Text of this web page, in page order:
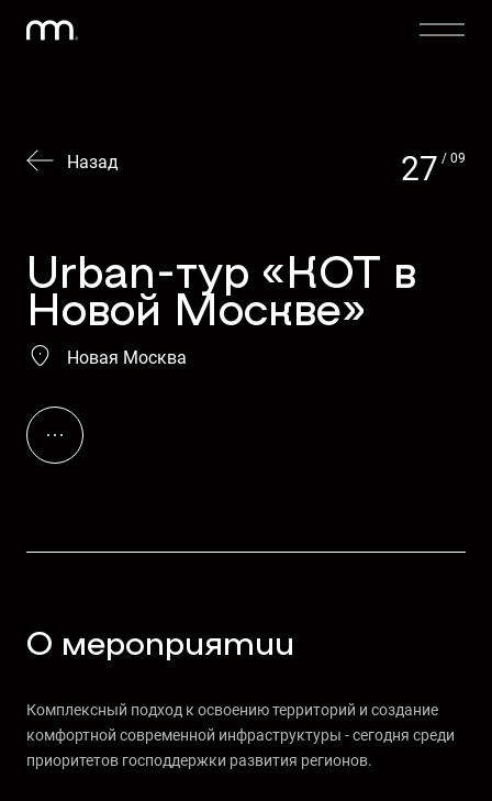
Назад 27 / 09
Urban-тур «КОТ в
Новой Москве»
Новая Москва
О мероприятии
Комплексный подход к освоению территорий и создание
комфортной современной инфраструктуры - сегодня среди
приоритетов господдержки развития регионов.